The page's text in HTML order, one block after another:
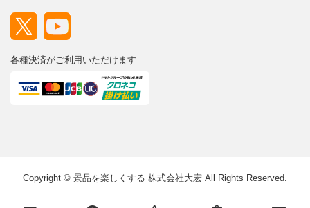
各種決済がご利用いただけます
Copyright © 景品を楽しくする 株式会社大宏 All Rights Reserved.